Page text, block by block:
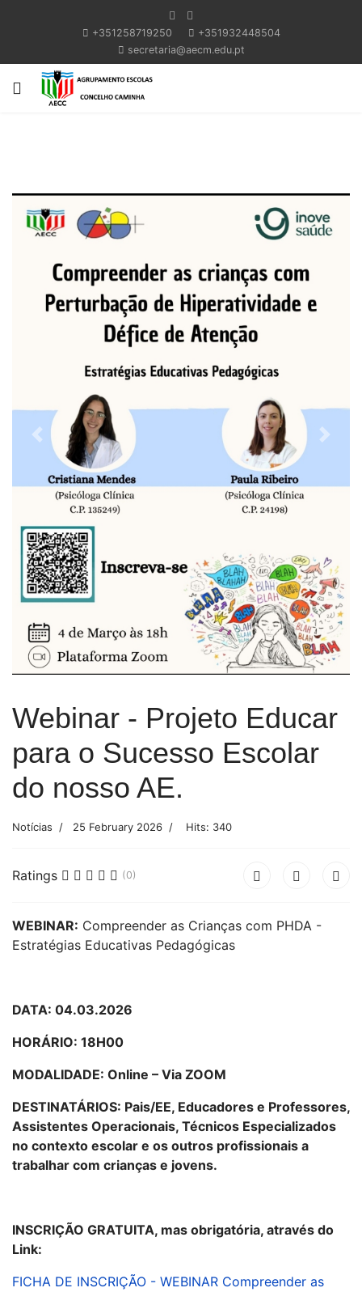
+351258719250
+351932448504
secretaria@aecm.edu.pt
Previous Next
Webinar - Projeto Educar
para o Sucesso Escolar
do nosso AE.
Notícias 25 February 2026 Hits: 340
Ratings (0)
WEBINAR: Compreender as Crianças com PHDA -
Estratégias Educativas Pedagógicas
DATA: 04.03.2026
HORÁRIO: 18H00
MODALIDADE: Online – Via ZOOM
DESTINATÁRIOS: Pais/EE, Educadores e Professores,
Assistentes Operacionais, Técnicos Especializados
no contexto escolar e os outros profissionais a
trabalhar com crianças e jovens.
INSCRIÇÃO GRATUITA, mas obrigatória, através do
Link:
FICHA DE INSCRIÇÃO - WEBINAR Compreender as